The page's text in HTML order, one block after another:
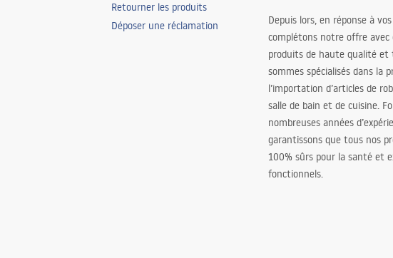
Retourner les produits
Déposer une réclamation
Depuis lors, en réponse à
complétons notre offre avec
produits de haute qualité et
sommes spécialisés dans la
l’importation d’articles de
salle de bain et de cuisine.
nombreuses années
garantissons que tous nos
100% sûrs pour la santé et
fonctionnels.